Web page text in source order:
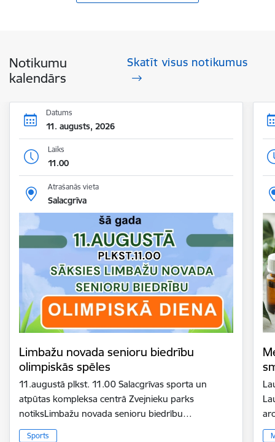
Notikumu
kalendārs
Skatīt visus notikumus
Datums
11. augusts, 2026
Laiks
11.00
Atrašanās vieta
Salacgrīva
Limbažu novada senioru biedrību
olimpiskās spēles
11.augustā plkst. 11.00 Salacgrīvas sporta un
atpūtas kompleksa centrā Zvejnieku parks
notiksLimbažu novada senioru biedrību…
Sports